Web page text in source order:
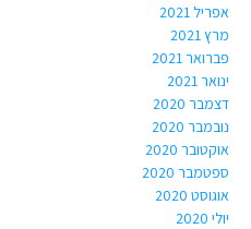
אפריל 2021
מרץ 2021
פברואר 2021
ינואר 2021
דצמבר 2020
נובמבר 2020
אוקטובר 2020
ספטמבר 2020
אוגוסט 2020
יולי 2020